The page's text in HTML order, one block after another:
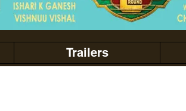
Trailers